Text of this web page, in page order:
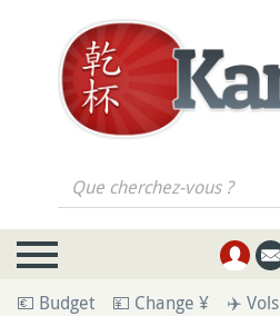
Que cherchez-vous ?
💶 Budget 💴 Change ¥ ✈️ Vols